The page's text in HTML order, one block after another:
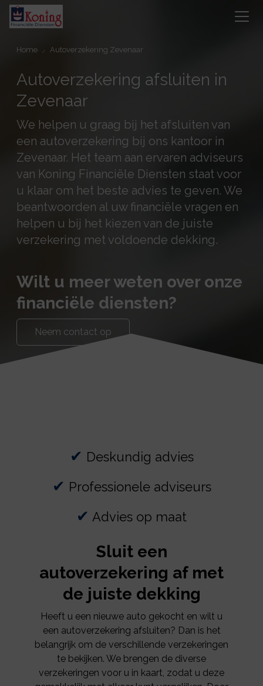
Home Autoverzekering Zevenaar
Autoverzekering afsluiten in
Zevenaar
We helpen u graag bij het afsluiten van
een autoverzekering bij ons kantoor in
Zevenaar. Het team aan ervaren adviseurs
van Koning Financiële Diensten staat voor
u klaar om het beste advies te geven. We
beantwoorden al uw financiële vragen en
helpen u bij het kiezen van de juiste
verzekering met voldoende dekking.
Wilt u meer weten over onze
financiële diensten?
Neem contact op
✔ Deskundig advies
✔ Professionele adviseurs
✔ Advies op maat
Sluit een
autoverzekering af met
de juiste dekking
Heeft u een nieuwe auto gekocht en wilt u
een autoverzekering afsluiten? Dan is het
belangrijk om de verschillende verzekeringen
te bekijken. We brengen de diverse
verzekeringen voor u in kaart, zodat u deze